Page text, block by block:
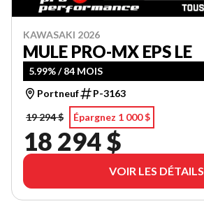
KAWASAKI 2026
MULE PRO-MX EPS LE
5.99% / 84 MOIS
Portneuf
P-3163
19 294 $
Épargnez 1 000 $
18 294 $
VOIR LES DÉTAILS